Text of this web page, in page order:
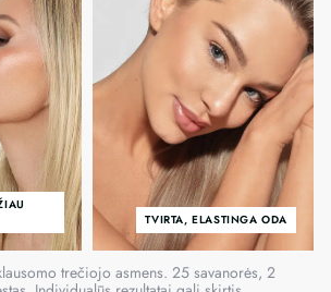
TVIRTA, ELASTINGA ODA
trečiojo asmens. 25 savanorės, 2